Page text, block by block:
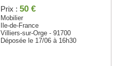
Prix : 50 €
Mobilier
Ile-de-France
Villiers-sur-Orge - 91700
Déposée le 17/06 à 16h30